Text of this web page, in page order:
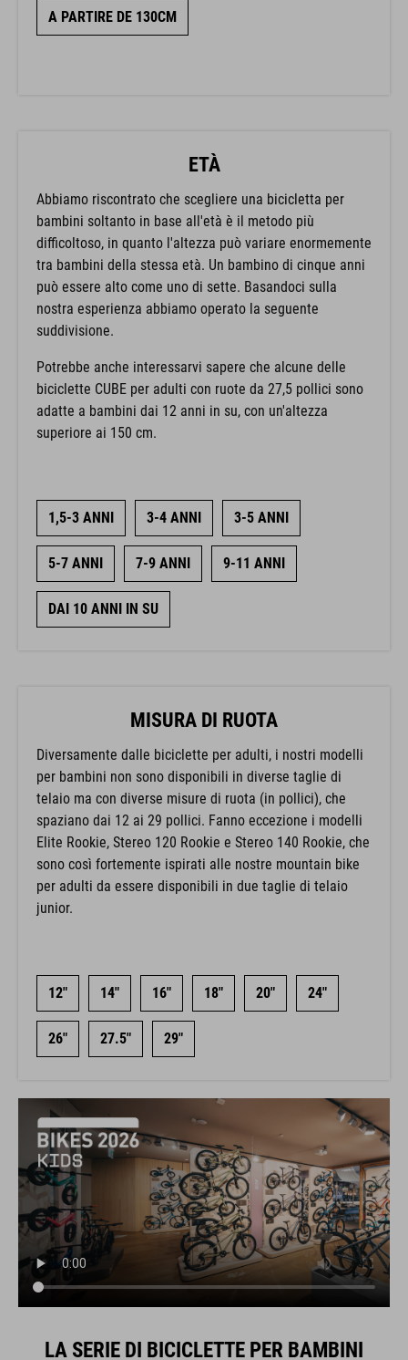
A PARTIRE DE 130CM
ETÀ
Abbiamo riscontrato che scegliere una bicicletta per
bambini soltanto in base all'età è il metodo più
difficoltoso, in quanto l'altezza può variare enormemente
tra bambini della stessa età. Un bambino di cinque anni
può essere alto come uno di sette. Basandoci sulla
nostra esperienza abbiamo operato la seguente
suddivisione.
Potrebbe anche interessarvi sapere che alcune delle
biciclette CUBE per adulti con ruote da 27,5 pollici sono
adatte a bambini dai 12 anni in su, con un'altezza
superiore ai 150 cm.
1,5-3 ANNI 3-4 ANNI 3-5 ANNI
5-7 ANNI 7-9 ANNI 9-11 ANNI
DAI 10 ANNI IN SU
MISURA DI RUOTA
Diversamente dalle biciclette per adulti, i nostri modelli
per bambini non sono disponibili in diverse taglie di
telaio ma con diverse misure di ruota (in pollici), che
spaziano dai 12 ai 29 pollici. Fanno eccezione i modelli
Elite Rookie, Stereo 120 Rookie e Stereo 140 Rookie, che
sono così fortemente ispirati alle nostre mountain bike
per adulti da essere disponibili in due taglie di telaio
junior.
12" 14" 16" 18" 20" 24"
26" 27.5" 29"
LA SERIE DI BICICLETTE PER BAMBINI